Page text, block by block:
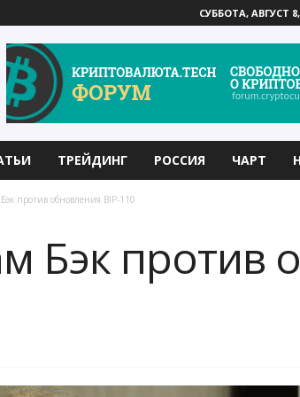
СУББОТА, АВГУСТ 8,
ТРЕЙДИНГ РОССИЯ ЧАРТ
против обновления BIP-110
Бэк против